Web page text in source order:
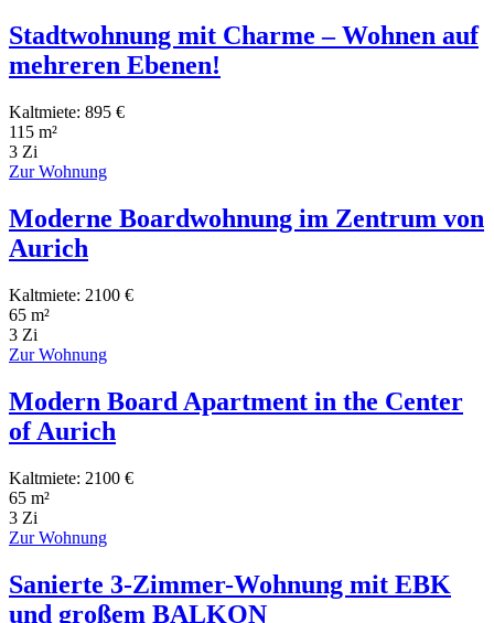
Stadtwohnung mit Charme – Wohnen auf
mehreren Ebenen!
Kaltmiete: 895 €
115 m²
3 Zi
Zur Wohnung
Moderne Boardwohnung im Zentrum von
Aurich
Kaltmiete: 2100 €
65 m²
3 Zi
Zur Wohnung
Modern Board Apartment in the Center
of Aurich
Kaltmiete: 2100 €
65 m²
3 Zi
Zur Wohnung
Sanierte 3-Zimmer-Wohnung mit EBK
und großem BALKON